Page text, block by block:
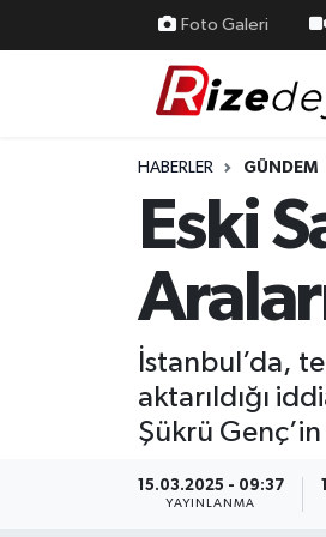
Foto Galeri
HABERLER GÜNDEM
Eski
İstanbul’da,
aktarıldığı
Şükrü
15.03.2025 - 09:37
YAYINLANMA
Yurttan Haberler
Rize Nöbetçi Eczaneler
Rize Trafik Yoğunluk
Süper Lig Puan Durumu ve
Son Dakika Haberleri